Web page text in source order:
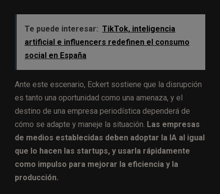
Te puede interesar: TikTok, inteligencia
artificial e influencers redefinen el consumo
social en España
Ante este escenario, Eckert sostiene que la disrupción
es tanto una oportunidad como una amenaza, y el
destino de una empresa periodística dependerá de
cómo se adapte y maneje la situación. Las empresas
de medios establecidas deben adoptar la IA al igual
que lo hacen las startups, y usarla rápidamente
como impulso para mejorar la eficiencia y la
producción.